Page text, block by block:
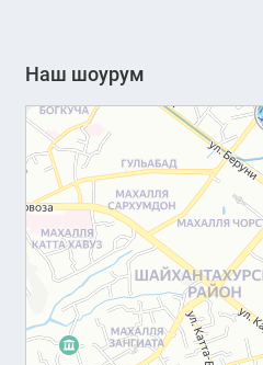
Наш шоурум